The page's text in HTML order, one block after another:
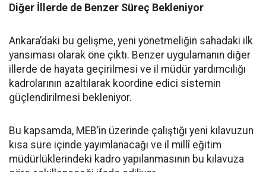
Diğer İllerde de Benzer Süreç Bekleniyor
Ankara’daki bu gelişme, yeni yönetmeliğin sahadaki ilk
yansıması olarak öne çıktı. Benzer uygulamanın diğer
illerde de hayata geçirilmesi ve il müdür yardımcılığı
kadrolarının azaltılarak koordine edici sistemin
güçlendirilmesi bekleniyor.
Bu kapsamda, MEB’in üzerinde çalıştığı yeni kılavuzun
kısa süre içinde yayımlanacağı ve il millî eğitim
müdürlüklerindeki kadro yapılanmasının bu kılavuza